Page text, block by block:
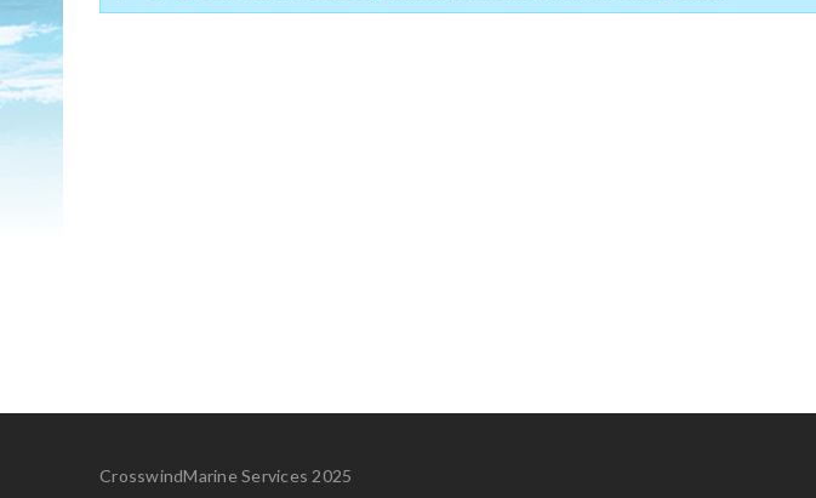
CrosswindMarine Services 2025